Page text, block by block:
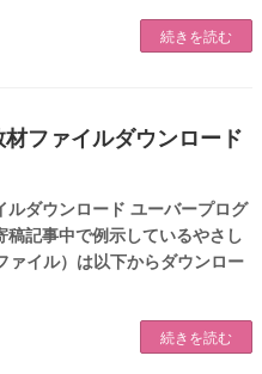
続きを読む
ファイルダウンロード
ダウンロード ユーバープログ
記事中で例示しているやさし
イル）は以下からダウンロー
続きを読む